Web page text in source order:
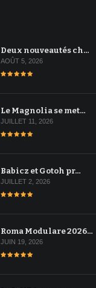
Deux nouveautés ch…
AOÛT 5, 2026
Le Magnolia se met…
JUILLET 11, 2026
Babicz et Gotoh pr…
JUILLET 2, 2026
Roma Modulare 2026…
JUIN 19, 2026